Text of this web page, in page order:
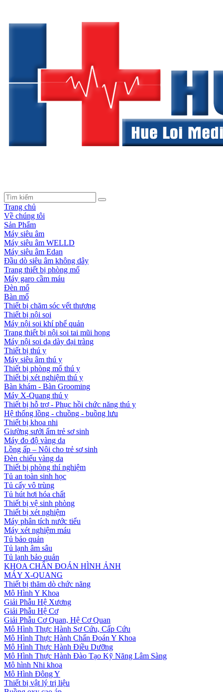
Trang chủ
Về chúng tôi
Sản Phẩm
Máy siêu âm
Máy siêu âm WELLD
Máy siêu âm Edan
Đầu dò siêu âm không dây
Trang thiết bị phòng mổ
Máy garo cầm máu
Đèn mổ
Bàn mổ
Thiết bị chăm sóc vết thương
Thiết bị nội soi
Máy nội soi khí phế quản
Trang thiết bị nội soi tai mũi họng
Máy nội soi dạ dày đại tràng
Thiết bị thú y
Máy siêu âm thú y
Thiết bị phòng mổ thú y
Thiết bị xét nghiệm thú y
Bàn khám - Bàn Grooming
Máy X-Quang thú y
Thiết bị hỗ trợ - Phục hồi chức năng thú y
Hệ thống lồng - chuồng - buồng lưu
Thiết bị khoa nhi
Giường sưởi ấm trẻ sơ sinh
Máy đo độ vàng da
Lồng ấp – Nôi cho trẻ sơ sinh
Đèn chiếu vàng da
Thiết bị phòng thí nghiệm
Tủ an toàn sinh học
Tủ cấy vô trùng
Tủ hút hơi hóa chất
Thiết bị vệ sinh phòng
Thiết bị xét nghiệm
Máy phân tích nước tiểu
Máy xét nghiệm máu
Tủ bảo quản
Tủ lạnh âm sâu
Tủ lạnh bảo quản
KHOA CHẨN ĐOÁN HÌNH ẢNH
MÁY X-QUANG
Thiết bị thăm dò chức năng
Mô Hình Y Khoa
Giải Phẫu Hệ Xương
Giải Phẫu Hệ Cơ
Giải Phẫu Cơ Quan, Hệ Cơ Quan
Mô Hình Thực Hành Sơ Cứu, Cấp Cứu
Mô Hình Thực Hành Chẩn Đoán Y Khoa
Mô Hình Thực Hành Điều Dưỡng
Mô Hình Thực Hành Đào Tạo Kỹ Năng Lâm Sàng
Mô hình Nhi khoa
Mô Hình Đông Y
Thiết bị vật lý trị liệu